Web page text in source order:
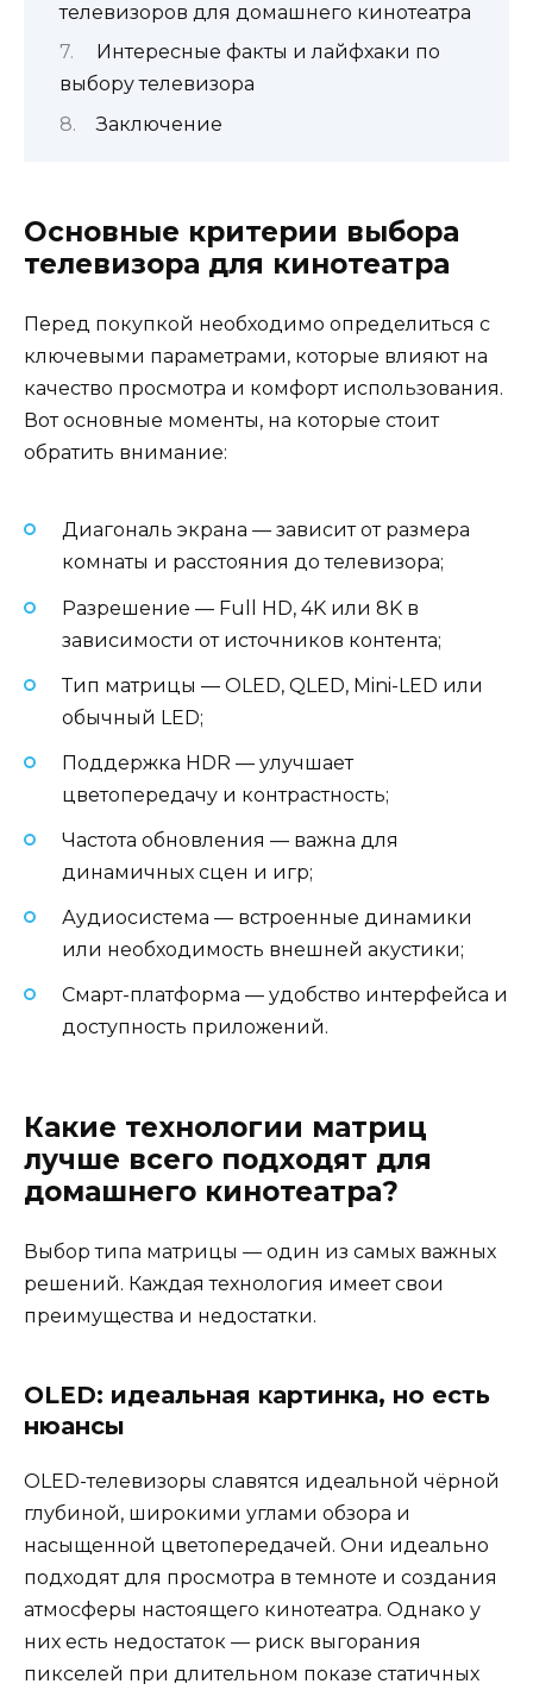
телевизоров для домашнего кинотеатра
Интересные факты и лайфхаки по
выбору телевизора
Заключение
Основные критерии выбора
телевизора для кинотеатра
Перед покупкой необходимо определиться с
ключевыми параметрами, которые влияют на
качество просмотра и комфорт использования.
Вот основные моменты, на которые стоит
обратить внимание:
Диагональ экрана — зависит от размера
комнаты и расстояния до телевизора;
Разрешение — Full HD, 4K или 8K в
зависимости от источников контента;
Тип матрицы — OLED, QLED, Mini-LED или
обычный LED;
Поддержка HDR — улучшает
цветопередачу и контрастность;
Частота обновления — важна для
динамичных сцен и игр;
Аудиосистема — встроенные динамики
или необходимость внешней акустики;
Смарт-платформа — удобство интерфейса и
доступность приложений.
Какие технологии матриц
лучше всего подходят для
домашнего кинотеатра?
Выбор типа матрицы — один из самых важных
решений. Каждая технология имеет свои
преимущества и недостатки.
OLED: идеальная картинка, но есть
нюансы
OLED-телевизоры славятся идеальной чёрной
глубиной, широкими углами обзора и
насыщенной цветопередачей. Они идеально
подходят для просмотра в темноте и создания
атмосферы настоящего кинотеатра. Однако у
них есть недостаток — риск выгорания
пикселей при длительном показе статичных